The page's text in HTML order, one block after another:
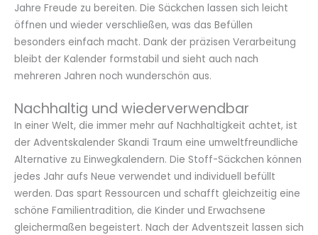
Jahre Freude zu bereiten. Die Säckchen lassen sich leicht
öffnen und wieder verschließen, was das Befüllen
besonders einfach macht. Dank der präzisen Verarbeitung
bleibt der Kalender formstabil und sieht auch nach
mehreren Jahren noch wunderschön aus.
Nachhaltig und wiederverwendbar
In einer Welt, die immer mehr auf Nachhaltigkeit achtet, ist
der Adventskalender Skandi Traum eine umweltfreundliche
Alternative zu Einwegkalendern. Die Stoff-Säckchen können
jedes Jahr aufs Neue verwendet und individuell befüllt
werden. Das spart Ressourcen und schafft gleichzeitig eine
schöne Familientradition, die Kinder und Erwachsene
gleichermaßen begeistert. Nach der Adventszeit lassen sich